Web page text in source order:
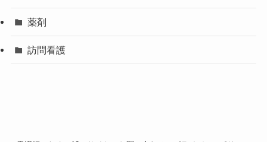
薬剤
訪問看護